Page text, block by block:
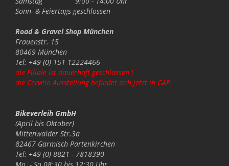
Sonn- & Feiertags geschlossen
Road & Gravel Shop München
Frauenstr. 15
80469 München
Tel: +49 (0) 151 12224466
die Filiale ist dauerhaft geschlossen !
die Cervelo Ausstellung befindet sich jetzt in GAP
Bikeverleih GmbH
(April bis Oktober)
Mittenwalder Str.3a
82467 Garmisch Partenkirchen
Tel: +49 (0) 8821 - 7818390